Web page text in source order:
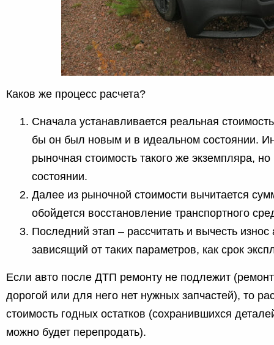
Каков же процесс расчета?
Сначала устанавливается реальная
бы он был новым и в идеальном состоянии.
рыночная стоимость такого же экземпляра,
состоянии.
Далее из рыночной стоимости вычитается
обойдется восстановление транспортного
Последний этап – рассчитать и вычесть
зависящий от таких параметров, как срок
Если авто после ДТП ремонту не подлежит
дорогой или для него нет нужных запчастей), то
стоимость годных остатков (сохранившихся
можно будет перепродать).